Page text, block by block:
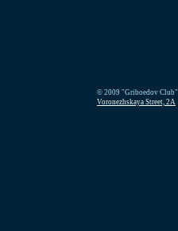
© 2009 "Griboedov Club"
Voronezhskaya Street, 2A